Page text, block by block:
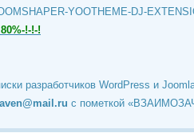
YOOTHEME-DJ-
!-!-!
разработчиков WordPress и
c пометкой